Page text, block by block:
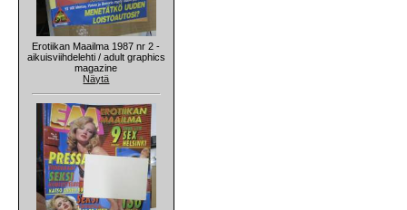
Erotiikan Maailma 1987 nr 2 -
aikuisviihdelehti / adult graphics
magazine
Näytä